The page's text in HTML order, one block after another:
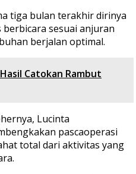
tiga bulan terakhir dirinya
sesuai anjuran
berjalan optimal.
Catokan Rambut
Lucinta
pascaoperasi
total dari aktivitas yang